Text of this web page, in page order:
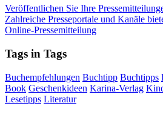
Veröffentlichen Sie Ihre
Zahlreiche Presseportale und Kanäle
Online-Pressemitteilung
Tags in Tags
Buchempfehlungen Buchtipp Buchtipps
Book Geschenkideen Karina-Verlag
Lesetipps Literatur